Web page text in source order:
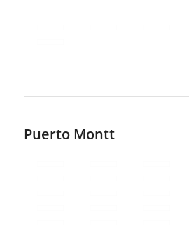
Puerto Montt